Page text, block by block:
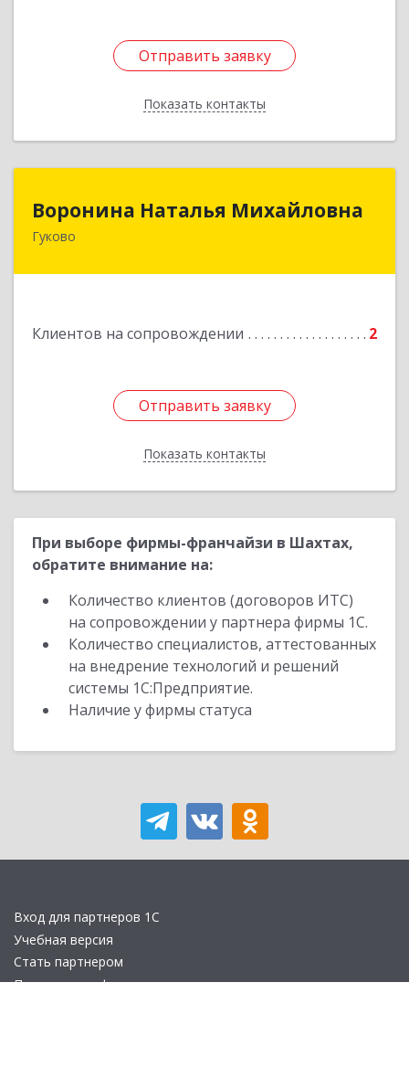
Отправить заявку
Показать контакты
Отправить заявку
Назад
Воронина Наталья Михайловна
Гуково
Клиентов на сопровождении 2
Отправить заявку
Показать контакты
Воронина Наталья Михайловна
Отправить заявку
Назад
При выборе фирмы-франчайзи в Шахтах,
обратите внимание на:
Количество клиентов (договоров ИТС)
на сопровождении у партнера фирмы 1С.
Количество специалистов, аттестованных
на внедрение технологий и решений
системы 1С:Предприятие.
Наличие у фирмы статуса
Вход для партнеров 1С
Учебная версия
Стать партнером
Политика конфиденциальности